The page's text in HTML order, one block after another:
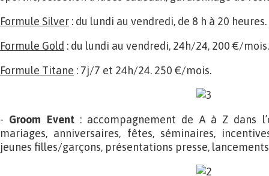
Formule Silver : du lundi au vendredi, de 8 h à 20
Formule Gold : du lundi au vendredi, 24h/24, 200 €/mois.
Formule Titane : 7j/7 et 24h/24. 250 €/mois.
- Groom Event: accompagnement de A à Z dans
mariages, anniversaires, fêtes, séminaires,
jeunes filles/garçons, présentations presse,